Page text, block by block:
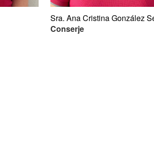
Sra. Ana Cristina González
Conserje